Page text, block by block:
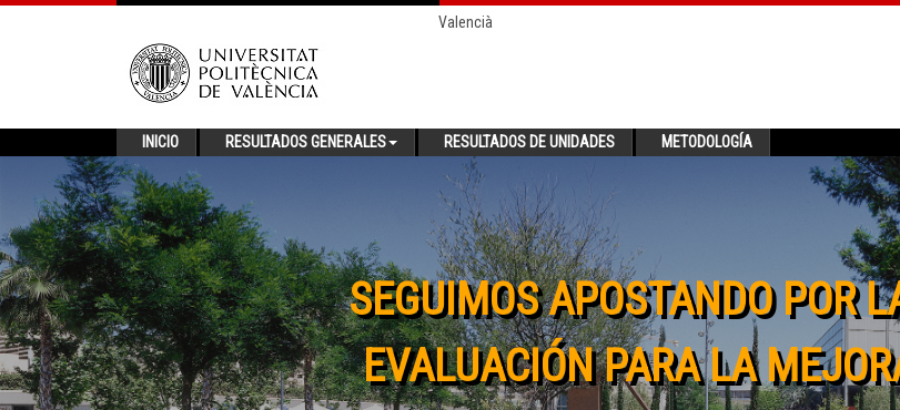
Valencià
INICIO RESULTADOS GENERALES RESULTADOS DE UNIDADES METODOLOGÍA
SEGUIMOS APOSTANDO POR
EVALUACIÓN PARA LA